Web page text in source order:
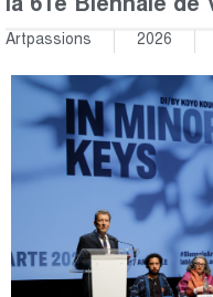
la 61e Biennale
Artpassions 2026